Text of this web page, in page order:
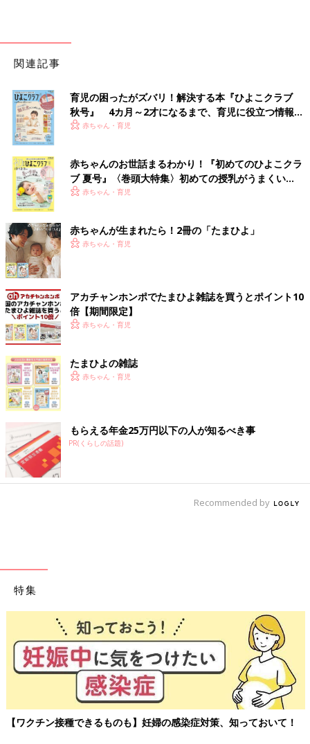
関連記事
育児の困ったがズバリ！解決する本『ひよこクラブ
秋号』 4カ月～2才になるまで、育児に役立つ情報が
いっぱい！
赤ちゃん・育児
赤ちゃんのお世話まるわかり！『初めてのひよこクラ
ブ 夏号』〈巻頭大特集〉初めての授乳がうまくい
く！ おっぱい・ミルクの基本と夏のトラブル 解決テ
赤ちゃん・育児
赤ちゃんが生まれたら！2冊の「たまひよ」
赤ちゃん・育児
アカチャンホンポでたまひよ雑誌を買うとポイント10
倍【期間限定】
赤ちゃん・育児
たまひよの雑誌
赤ちゃん・育児
もらえる年金25万円以下の人が知るべき事
PR(くらしの話題)
Recommended by
特集
【ワクチン接種できるものも】妊婦の感染症対策、知っておいて！